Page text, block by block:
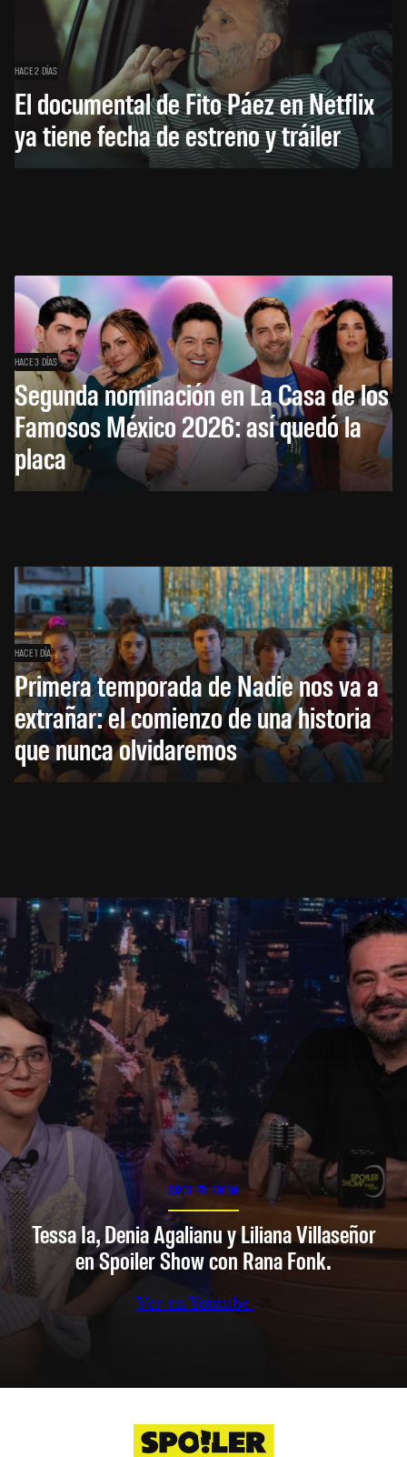
HACE 2 DÍAS
El documental de Fito Páez en Netflix
ya tiene fecha de estreno y tráiler
HACE 3 DÍAS
Segunda nominación en La Casa de los
Famosos México 2026: así quedó la
placa
HACE 1 DÍA
Primera temporada de Nadie nos va a
extrañar: el comienzo de una historia
que nunca olvidaremos
SPOILER SHOW
Tessa Ia, Denia Agalianu y Liliana Villaseñor
en Spoiler Show con Rana Fonk.
Ver en Youtube